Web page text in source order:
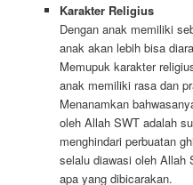
Karakter Religius
Dengan anak memiliki
anak akan lebih bisa
Memupuk karakter
anak memiliki rasa dan
Menanamkan
oleh Allah SWT adalah
menghindari perbuatan
selalu diawasi oleh Allah
apa yang dibicarakan.